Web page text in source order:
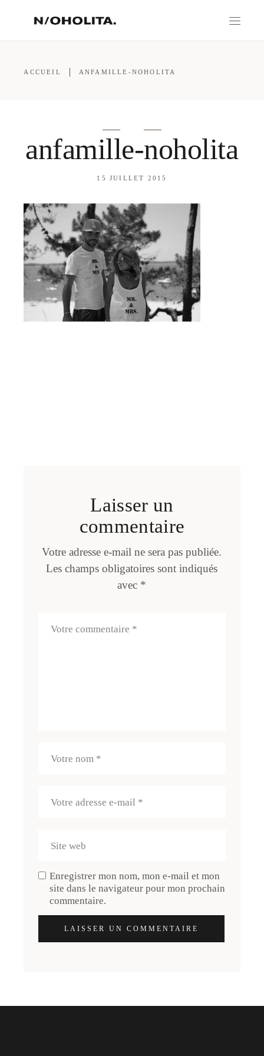
ACCUEIL ANFAMILLE-NOHOLITA
anfamille-noholita
15 JUILLET 2015
Laisser un
commentaire
Votre adresse e-mail ne sera pas publiée.
Les champs obligatoires sont indiqués
avec *
Enregistrer mon nom, mon e-mail et mon
site dans le navigateur pour mon prochain
commentaire.
LAISSER UN COMMENTAIRE